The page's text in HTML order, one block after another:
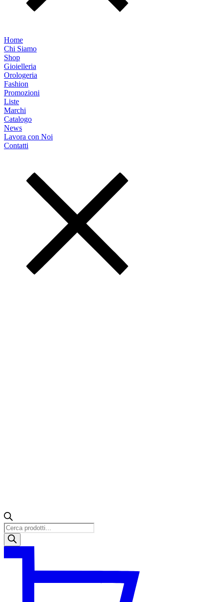
Home
Chi Siamo
Shop
Gioielleria
Orologeria
Fashion
Promozioni
Liste
Marchi
Catalogo
News
Lavora con Noi
Contatti
Products
search